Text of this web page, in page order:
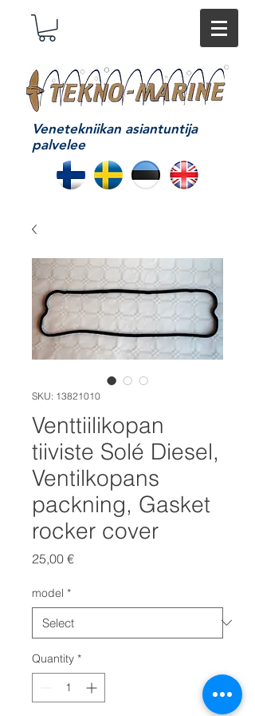
Venetekniikan asiantuntija
palvelee
SKU: 13821010
Venttiilikopan
tiiviste Solé Diesel,
Ventilkopans
packning, Gasket
rocker cover
25,00 €Price
model *
Quantity *